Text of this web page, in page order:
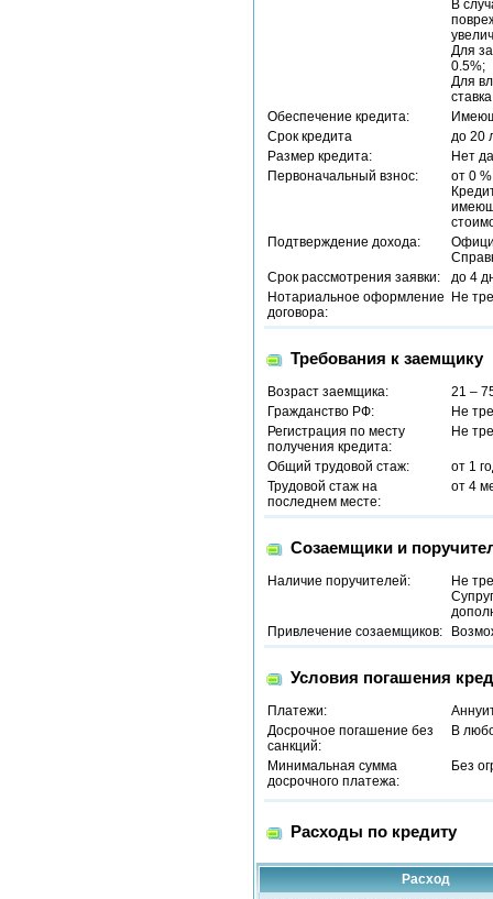
В
Для
0.5%;
Для
Обеспечение кредита:
Срок кредита
до 20
Размер кредита:
Нет
Первоначальный взнос:
от 0 %
Подтверждение дохода:
Срок рассмотрения заявки:
до 4
Нотариальное оформление
договора:
Не
Требования к заемщику
Возраст заемщика:
21 –
Гражданство РФ:
Не
Регистрация по месту
получения кредита:
Не
Общий трудовой стаж:
от 1
Трудовой стаж на
последнем месте:
от 4
Созаемщики и
Наличие поручителей:
Не
Привлечение созаемщиков:
Условия погашения
Платежи:
Досрочное погашение без
санкций:
В
Минимальная сумма
досрочного платежа:
Без
Расходы по кредиту
Расход